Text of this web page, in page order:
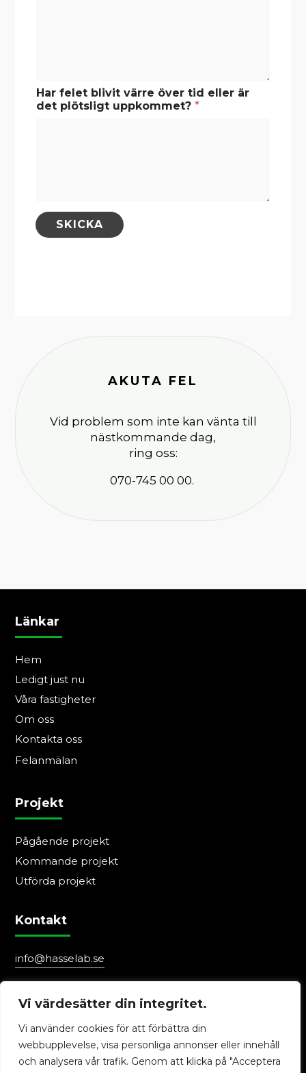
Vi värdesätter din integritet.
Vi använder cookies för att förbättra din
webbupplevelse, visa personliga annonser eller innehåll
och analysera vår trafik. Genom att klicka på "Acceptera
Har felet blivit värre över tid eller är
det plötsligt uppkommet?*
SKICKA
AKUTA FEL
Vid problem som inte kan vänta till
nästkommande dag,
ring oss:
070-745 00 00.
Länkar
Hem
Ledigt just nu
Våra fastigheter
Om oss
Kontakta oss
Felanmälan
Projekt
Pågående projekt
Kommande projekt
Utförda projekt
Kontakt
info@hasselab.se
Följ oss